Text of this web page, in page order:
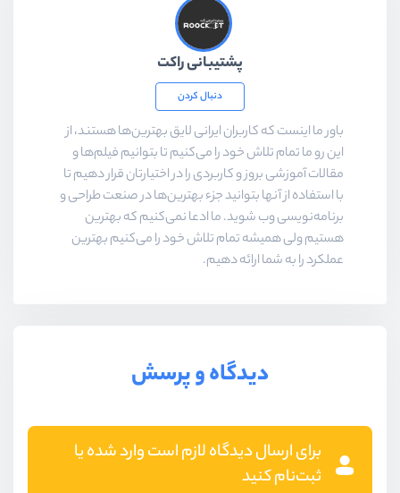
پشتیبانی راکت
دنبال کردن
باور ما اینست که کاربران ایرانی لایق بهترین‌ها هستند، از
این رو ما تمام تلاش خود را می‌کنیم تا بتوانیم فیلم‌ها و
مقالات آموزشی بروز و کاربردی را در اختیارتان قرار دهیم تا
با استفاده از آنها بتوانید جزء بهترین‌ها در صنعت طراحی و
برنامه‌نویسی وب شوید. ما ادعا نمی‌کنیم که بهترین
هستیم ولی همیشه تمام تلاش خود را می‌کنیم بهترین
عملکرد را به شما ارائه دهیم.
دیدگاه و پرسش
برای ارسال دیدگاه لازم است وارد شده یا
ثبت‌نام کنید